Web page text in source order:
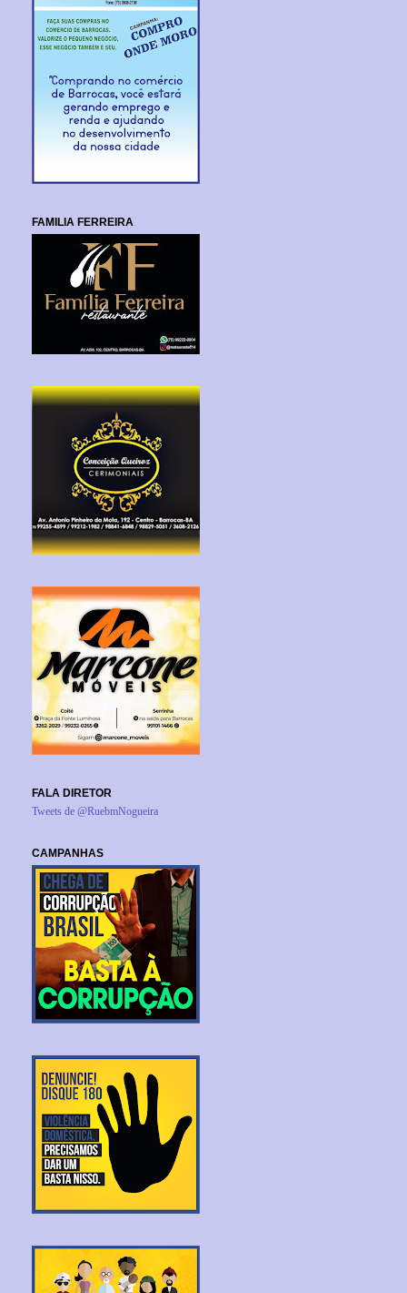
FAMILIA FERREIRA
FALA DIRETOR
Tweets de @RuebmNogueira
CAMPANHAS